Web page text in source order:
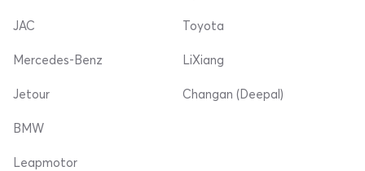
JAC
Mercedes-Benz
Jetour
Toyota
LiXiang
Changan (Deepal)
BMW
Leapmotor